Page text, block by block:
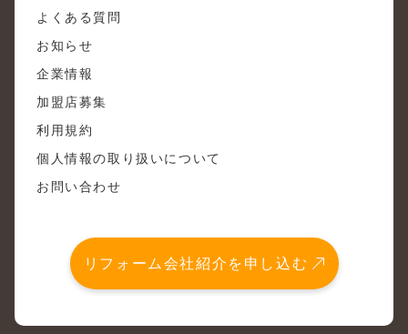
よくある質問
お知らせ
企業情報
加盟店募集
利用規約
個人情報の取り扱いについて
お問い合わせ
リフォーム会社紹介を申し込む